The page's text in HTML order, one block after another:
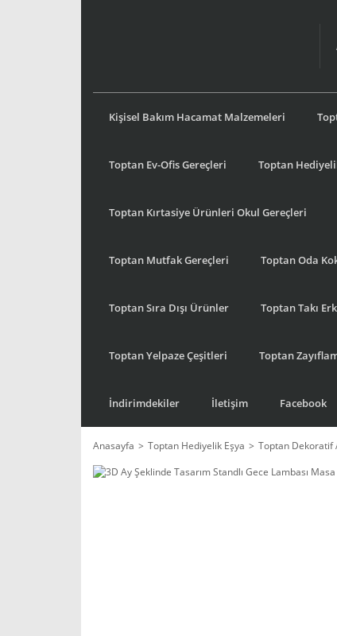
Kişisel Bakım Hacamat Malzemeleri
Toptan Ev-Ofis Gereçleri Toptan
Toptan Kırtasiye Ürünleri Okul Gereçleri
Toptan Mutfak Gereçleri Toptan Oda
Toptan Sıra Dışı Ürünler Toptan Takı
Toptan Yelpaze Çeşitleri Toptan
İndirimdekiler İletişim Facebook
Anasayfa Toptan Hediyelik Eşya Toptan Dekoratif